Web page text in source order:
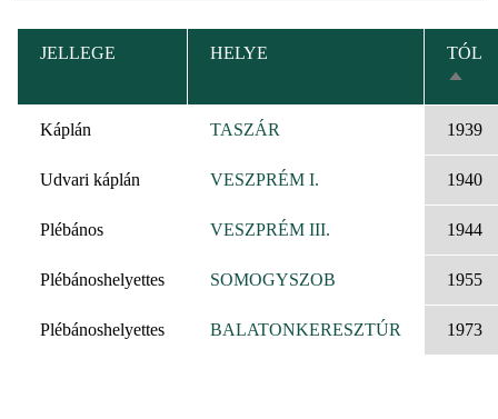
JELLEGE HELYE
TÓL
Káplán
TASZÁR 1939
Udvari káplán VESZPRÉM I. 1940
Plébános VESZPRÉM III. 1944
Plébánoshelyettes SOMOGYSZOB 1955
Plébánoshelyettes BALATONKERESZTÚR 1973